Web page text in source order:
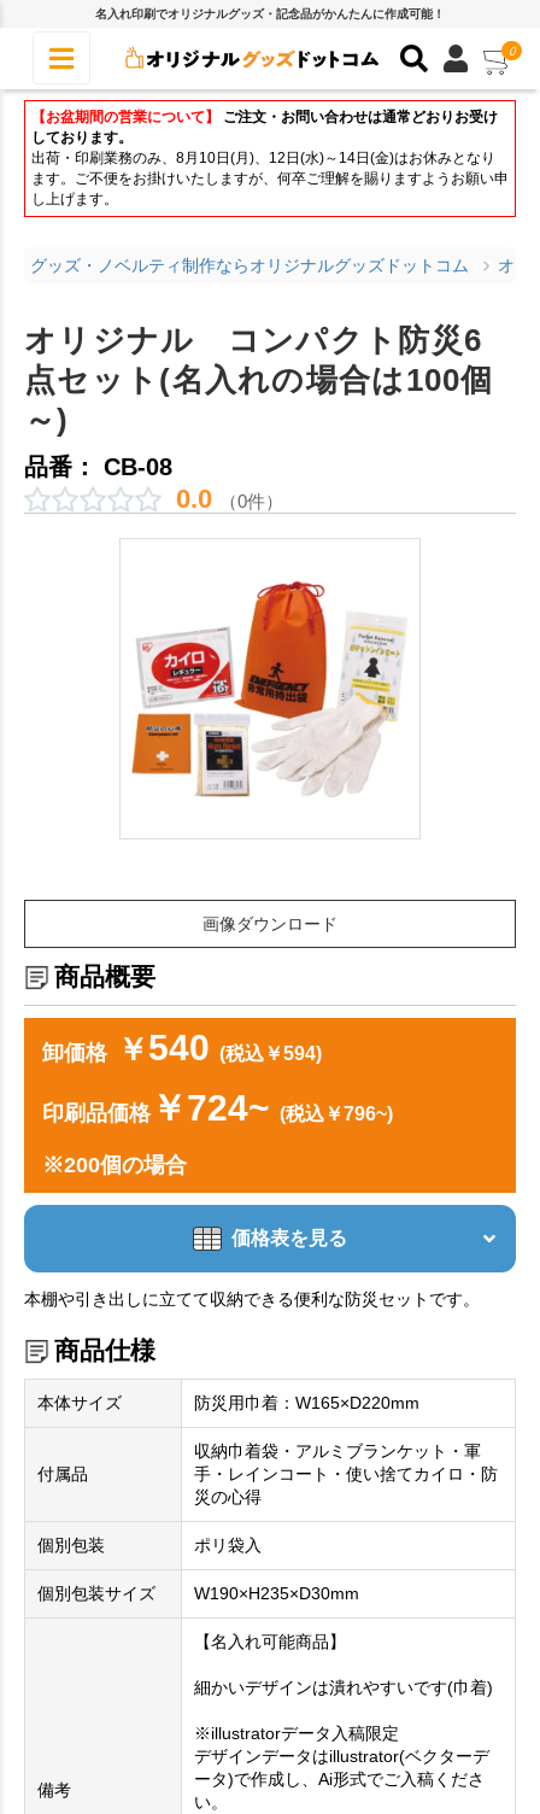
名入れ印刷でオリジナルグッズ・記念品がかんたんに作成可能！
0
【お盆期間の営業について】
ご注文・お問い合わせは通常どおりお受け
しております。
出荷・印刷業務のみ、8月10日(月)、12日(水)～14日(金)はお休みとなり
ます。ご不便をお掛けいたしますが、何卒ご理解を賜りますようお願い申
し上げます。
グッズ・ノベルティ制作ならオリジナルグッズドットコム オリ
オリジナル コンパクト防災6
点セット(名入れの場合は100個
～)
品番： CB-08
0.0 （0件）
画像ダウンロード
商品概要
卸価格 ￥540 (税込￥594)
印刷品価格￥724~ (税込￥796~)
※200個の場合
価格表を見る
本棚や引き出しに立てて収納できる便利な防災セットです。
商品仕様
本体サイズ 防災用巾着：W165×D220mm
付属品
収納巾着袋・アルミブランケット・軍
手・レインコート・使い捨てカイロ・防
災の心得
個別包装 ポリ袋入
個別包装サイズ W190×H235×D30mm
備考
【名入れ可能商品】
細かいデザインは潰れやすいです(巾着)
※illustratorデータ入稿限定
デザインデータはillustrator(ベクターデ
ータ)で作成し、Ai形式でご入稿くださ
い。